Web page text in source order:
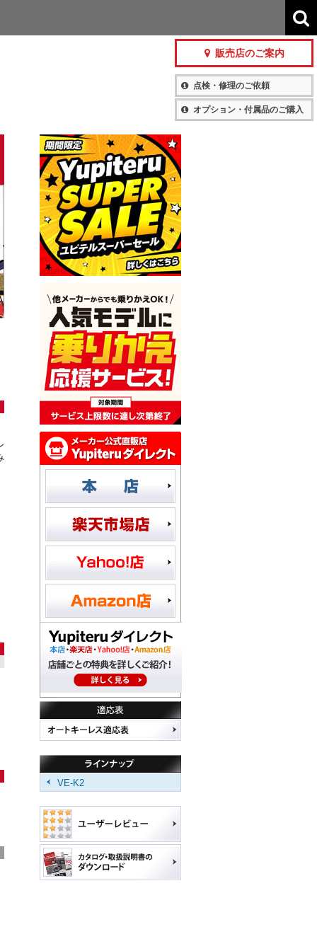
販売店のご案内
点検・修理のご依頼
オプション・付属品のご購入
VE-K2